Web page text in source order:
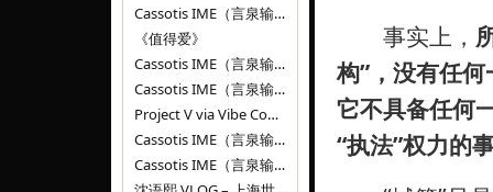
Cassotis IME（言泉输入法）v0.3.1
《值得爱》
Cassotis IME（言泉输入法）v0.2.0
Cassotis IME（言泉输入法）v0.1.0
Project V via Vibe Coding
Cassotis IME（言泉输入法）阶段二
Cassotis IME（言泉输入法）
事实上，
构”，没有任
它不具备任何
“执法”权力的